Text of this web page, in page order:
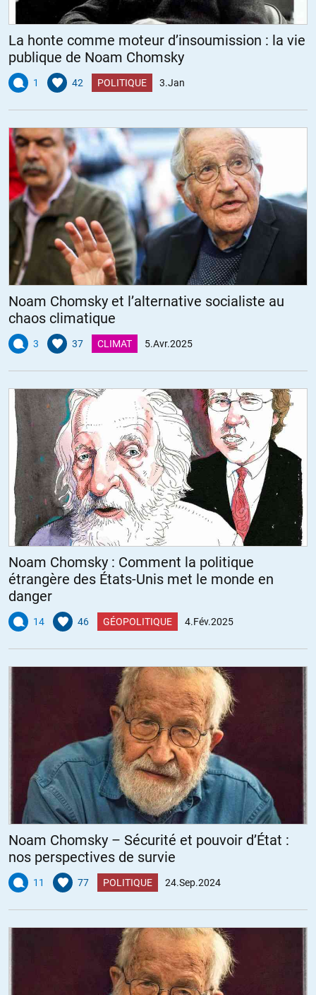
La honte comme moteur d’insoumission : la vie
publique de Noam Chomsky
1 42 POLITIQUE 3.Jan
Noam Chomsky et l’alternative socialiste au
chaos climatique
3 37 CLIMAT 5.Avr.2025
Noam Chomsky : Comment la politique
étrangère des États-Unis met le monde en
danger
14 46 GÉOPOLITIQUE 4.Fév.2025
Noam Chomsky – Sécurité et pouvoir d’État :
nos perspectives de survie
11 77 POLITIQUE 24.Sep.2024